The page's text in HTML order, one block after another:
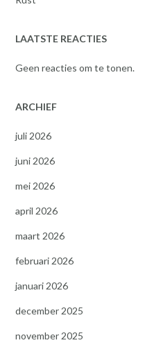
LAATSTE REACTIES
Geen reacties om te tonen.
ARCHIEF
juli 2026
juni 2026
mei 2026
april 2026
maart 2026
februari 2026
januari 2026
december 2025
november 2025